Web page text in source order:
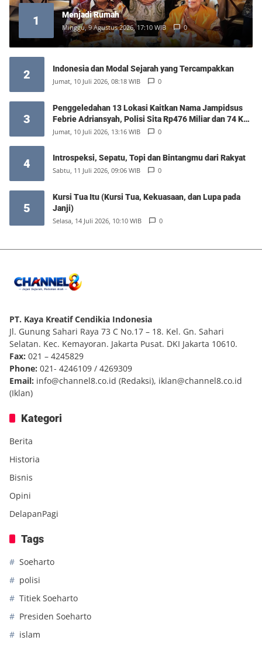
1 Menjadi Rumah
Minggu, 9 Agustus 2026, 17:10 WIB 0
2 Indonesia dan Modal Sejarah yang Tercampakkan
Jumat, 10 Juli 2026, 08:18 WIB 0
3
Penggeledahan 13 Lokasi Kaitkan Nama Jampidsus
Febrie Adriansyah, Polisi Sita Rp476 Miliar dan 74 Kg
Emas
Jumat, 10 Juli 2026, 13:16 WIB 0
4 Introspeksi, Sepatu, Topi dan Bintangmu dari Rakyat
Sabtu, 11 Juli 2026, 09:06 WIB 0
5
Kursi Tua Itu (Kursi Tua, Kekuasaan, dan Lupa pada
Janji)
Selasa, 14 Juli 2026, 10:10 WIB 0
PT. Kaya Kreatif Cendikia Indonesia
Jl. Gunung Sahari Raya 73 C No.17 – 18. Kel. Gn. Sahari
Selatan. Kec. Kemayoran. Jakarta Pusat. DKI Jakarta 10610.
Fax: 021 – 4245829
Phone: 021- 4246109 / 4269309
Email: info@channel8.co.id (Redaksi), iklan@channel8.co.id
(Iklan)
Kategori
Berita
Historia
Bisnis
Opini
DelapanPagi
Tags
Soeharto
polisi
Titiek Soeharto
Presiden Soeharto
islam